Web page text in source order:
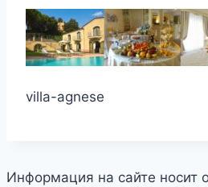
villa-agnese
Информация на сайте носит